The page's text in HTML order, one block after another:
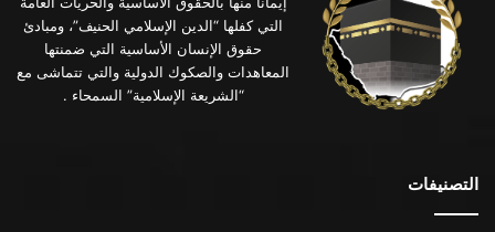
التي كفلها “الدين الإسلامي الحنيف”، ومبادئ
حقوق الإنسان الأساسية التي ضمنتها
المعاهدات والصكوك الدولية والتي تتماشى مع
“الشريعة الإسلامية” السمحاء .
التصنيفات